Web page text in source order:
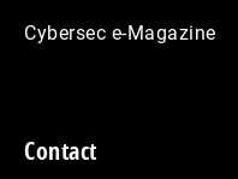
Cybersec e-Magazine
Contact